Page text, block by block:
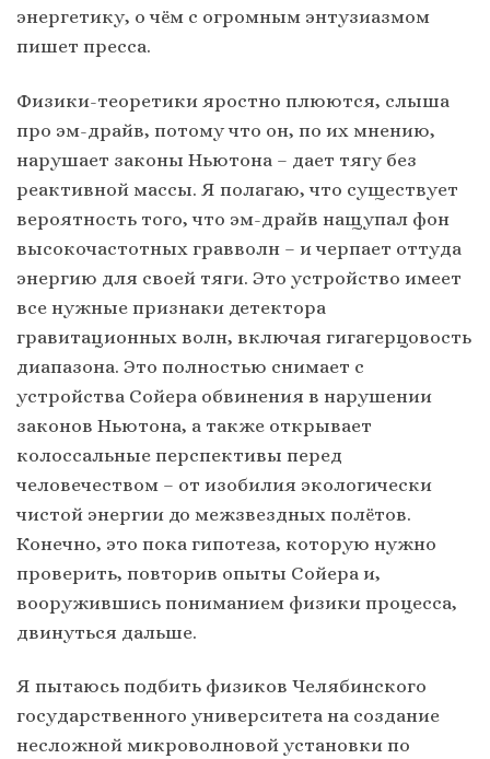
энергетику, о чём с огромным энтузиазмом
пишет пресса.
Физики-теоретики яростно плюются, слыша
про эм-драйв, потому что он, по их мнению,
нарушает законы Ньютона – дает тягу без
реактивной массы. Я полагаю, что существует
вероятность того, что эм-драйв нащупал фон
высокочастотных гравволн – и черпает оттуда
энергию для своей тяги. Это устройство имеет
все нужные признаки детектора
гравитационных волн, включая гигагерцовость
диапазона. Это полностью снимает с
устройства Сойера обвинения в нарушении
законов Ньютона, а также открывает
колоссальные перспективы перед
человечеством – от изобилия экологически
чистой энергии до межзвездных полётов.
Конечно, это пока гипотеза, которую нужно
проверить, повторив опыты Сойера и,
вооружившись пониманием физики процесса,
двинуться дальше.
Я пытаюсь подбить физиков Челябинского
государственного университета на создание
несложной микроволновой установки по